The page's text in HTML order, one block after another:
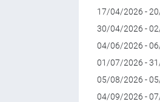
17/04/2026 -
30/04/2026 -
04/06/2026 -
01/07/2026 -
05/08/2026 -
04/09/2026 -